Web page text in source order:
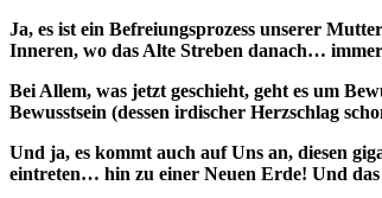
Ja, es ist ein Befreiungsprozess unserer
Inneren, wo das Alte Streben danach…
Bei Allem, was jetzt geschieht, geht es um
Bewusstsein (dessen irdischer Herzschlag
Und ja, es kommt auch auf Uns an, diesen
eintreten… hin zu einer Neuen Erde! Und